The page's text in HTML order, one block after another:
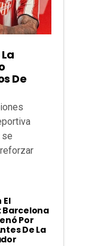
De
se
El
Barcelona
Por
De La